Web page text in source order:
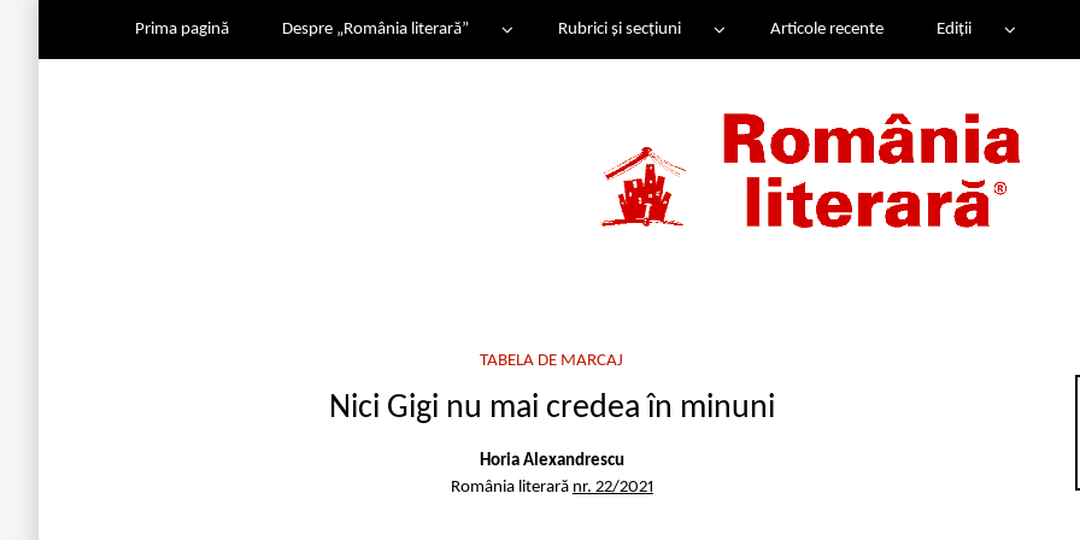
Prima pagină Despre „România literară” Rubrici și secțiuni Articole recente Ediții
TABELA DE MARCAJ
Nici Gigi nu mai credea în minuni
Horia Alexandrescu
România literară nr. 22/2021